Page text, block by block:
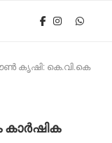
കൃഷി: കെ.വി.കെ